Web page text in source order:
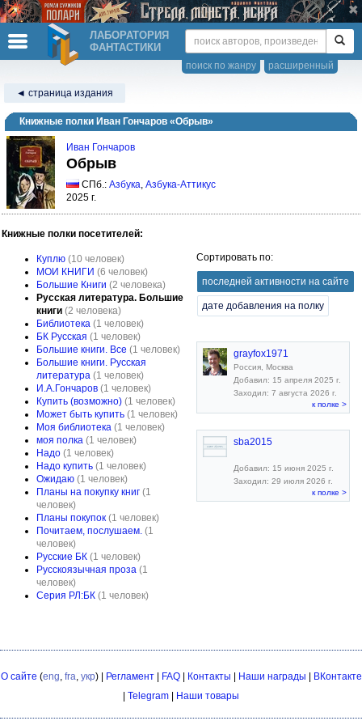
ЛАБОРАТОРИЯ
ФАНТАСТИКИ
расширенный
поиск по жанру
◄ страница издания
Книжные полки Иван Гончаров «Обрыв»
Иван Гончаров
Обрыв
СПб.: Азбука, Азбука-Аттикус
2025 г.
Книжные полки посетителей:
Куплю (10 человек)
МОИ КНИГИ (6 человек)
Большие Книги (2 человека)
Русская литература. Большие
книги (2 человека)
Библиотека (1 человек)
БК Русская (1 человек)
Большие книги. Все (1 человек)
Большие книги. Русская
литература (1 человек)
И.А.Гончаров (1 человек)
Купить (возможно) (1 человек)
Может быть купить (1 человек)
Моя библиотека (1 человек)
моя полка (1 человек)
Надо (1 человек)
Надо купить (1 человек)
Ожидаю (1 человек)
Планы на покупку книг (1
человек)
Планы покупок (1 человек)
Почитаем, послушаем. (1
человек)
Русские БК (1 человек)
Русскоязычная проза (1
человек)
Серия РЛ:БК (1 человек)
Сортировать по:
последней активности на сайте
дате добавления на полку
grayfox1971
Россия, Москва
Добавил: 15 апреля 2025 г.
Заходил: 7 августа 2026 г.
к полке >
sba2015
Добавил: 15 июня 2025 г.
Заходил: 29 июля 2026 г.
к полке >
О сайте (eng, fra, укр) | Регламент| FAQ| Контакты Наши награды
ВКонтакте
Telegram Наши товары